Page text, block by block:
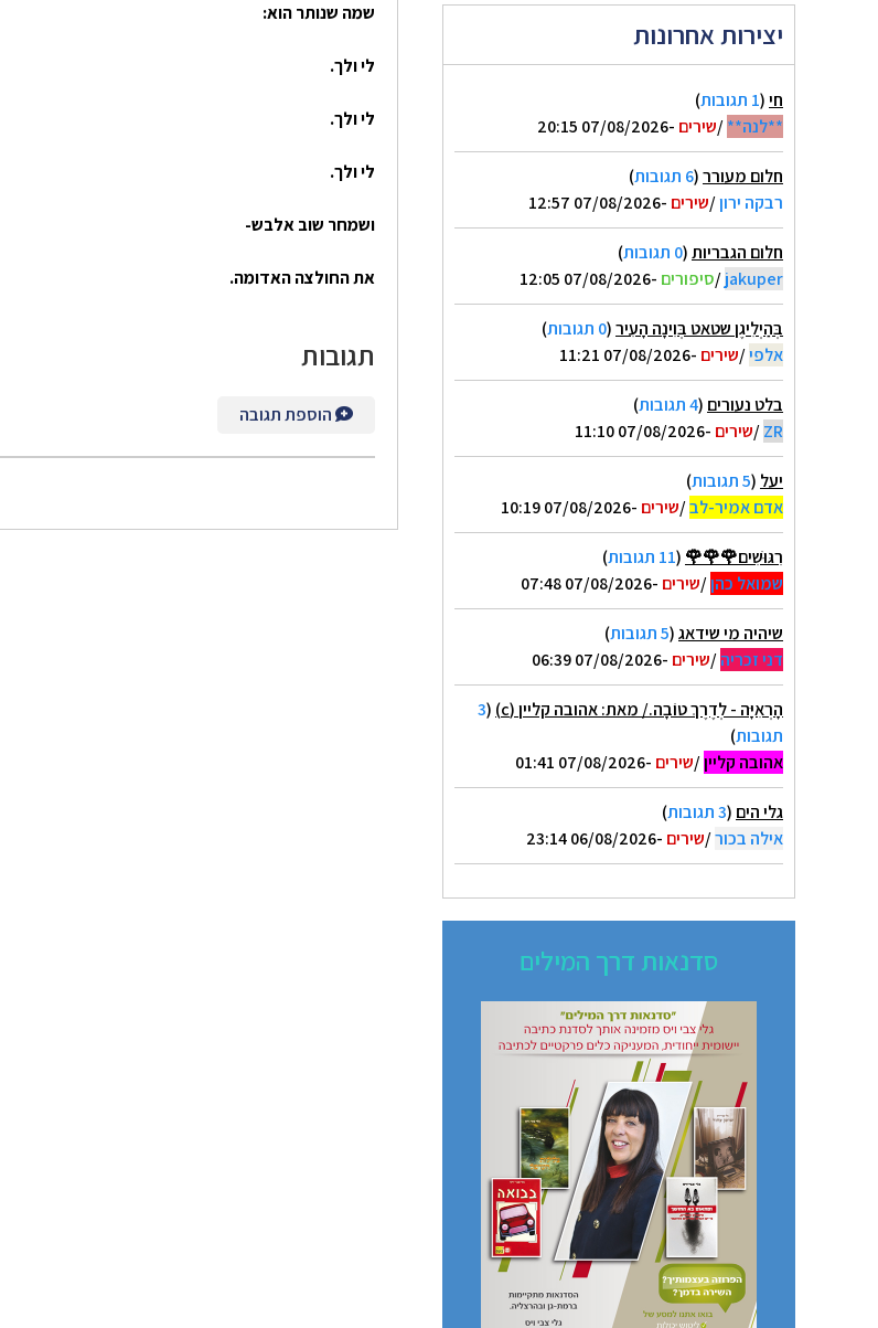
יצירות אחרונות
חי(1 תגובות
)
**לנה**/שירים -07/08/2026 20:15
חלום מעורר(6 תגובות
)
רבקה ירון/שירים -07/08/2026 12:57
חלום הגבריות(0 תגובות
)
jakuper
/סיפורים -07/08/2026 12:05
בְּהַיְלִיגֶן שטאט בְּוִינָה הָעִיר(0 תגובות
)
אלפי/שירים -07/08/2026 11:21
בלט נעורים (4 תגובות
)
ZR
/שירים -07/08/2026 11:10
יעל (5 תגובות
)
אדם אמיר-לב/שירים -07/08/2026 10:19
רִגּוּשִׁים🌹🌹🌹 (11 תגובות
)
שמואל כהן/שירים -07/08/2026 07:48
שיהיה מי שידאג(5 תגובות
)
דני זכריה/שירים -07/08/2026 06:39
הָרְאִיָּה - לְדֶרֶךְ טוֹבָה./ מאת: אהובה קליין (c) (
3
תגובות)
אהובה קליין/שירים -07/08/2026 01:41
גלי הים (3 תגובות
)
אילה בכור/שירים -06/08/2026 23:14
סדנאות דרך המילים
שמה שנותר הוא:
לי ולך.
לי ולך.
לי ולך.
ושמחר שוב אלבש-
את החולצה האדומה.
תגובות
הוספת תגובה